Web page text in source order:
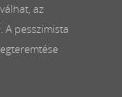
az
A pesszimista